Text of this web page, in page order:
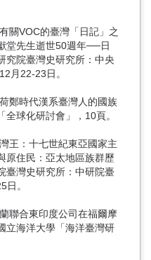
關VOC的臺灣「日記」之
堂先生逝世50週年──日
究院臺灣史研究所：中央
月22-23日。
鄭時代漢系臺灣人的國族
球化研討會」，10頁。
王：十七世紀東亞國家主
原住民：亞太地區族群歷
臺灣史研究所：中研院臺
。
聯合東印度公司在福爾摩
立海洋大學「海洋臺灣研